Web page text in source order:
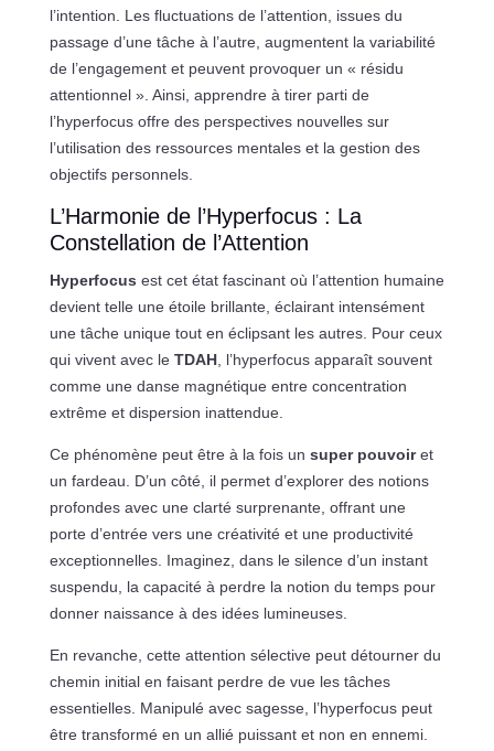
l’intention. Les fluctuations de l’attention, issues du
passage d’une tâche à l’autre, augmentent la variabilité
de l’engagement et peuvent provoquer un « résidu
attentionnel ». Ainsi, apprendre à tirer parti de
l’hyperfocus offre des perspectives nouvelles sur
l’utilisation des ressources mentales et la gestion des
objectifs personnels.
L’Harmonie de l’Hyperfocus : La
Constellation de l’Attention
Hyperfocus est cet état fascinant où l’attention humaine
devient telle une étoile brillante, éclairant intensément
une tâche unique tout en éclipsant les autres. Pour ceux
qui vivent avec le TDAH, l’hyperfocus apparaît souvent
comme une danse magnétique entre concentration
extrême et dispersion inattendue.
Ce phénomène peut être à la fois un super pouvoiret
un fardeau. D’un côté, il permet d’explorer des notions
profondes avec une clarté surprenante, offrant une
porte d’entrée vers une créativité et une productivité
exceptionnelles. Imaginez, dans le silence d’un instant
suspendu, la capacité à perdre la notion du temps pour
donner naissance à des idées lumineuses.
En revanche, cette attention sélective peut détourner du
chemin initial en faisant perdre de vue les tâches
essentielles. Manipulé avec sagesse, l’hyperfocus peut
être transformé en un allié puissant et non en ennemi.